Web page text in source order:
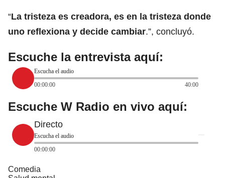
“La tristeza es creadora, es en la tristeza donde
uno reflexiona y decide cambiar.”, concluyó.
Escuche la entrevista aquí:
Escucha el audio
00:00:00
40:00
Escuche W Radio en vivo aquí:
Directo
Escucha el audio
00:00:00
Comedia